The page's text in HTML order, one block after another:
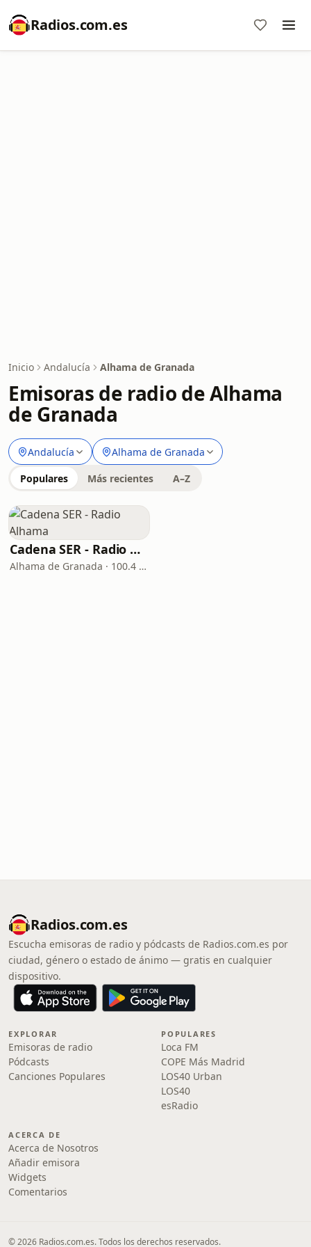
Radios.com.es
Inicio Andalucía Alhama de Granada
Emisoras de radio de Alhama
de Granada
Andalucía Alhama de Granada
Populares Más recientes A–Z
Cadena SER - Radio Alhama
Alhama de Granada · 100.4 FM
Radios.com.es
Escucha emisoras de radio y pódcasts de Radios.com.es por
ciudad, género o estado de ánimo — gratis en cualquier
dispositivo.
EXPLORAR
Emisoras de radio
Pódcasts
Canciones Populares
POPULARES
Loca FM
COPE Más Madrid
LOS40 Urban
LOS40
esRadio
ACERCA DE
Acerca de Nosotros
Añadir emisora
Widgets
Comentarios
© 2026 Radios.com.es. Todos los derechos reservados.